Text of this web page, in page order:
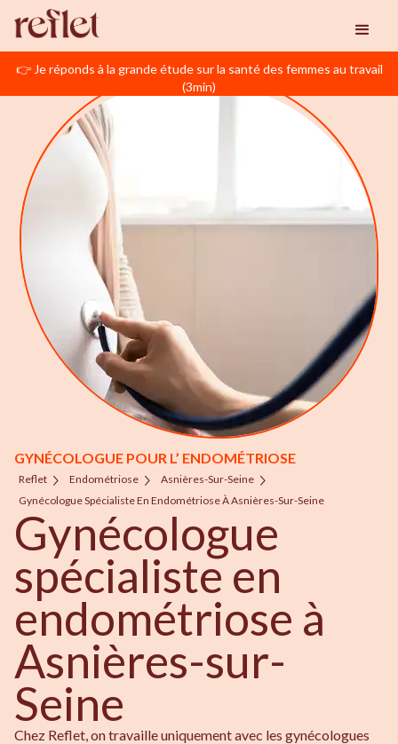
👉 Je réponds à la grande étude sur la santé des femmes au travail
(3min)
GYNÉCOLOGUE POUR L’ ENDOMÉTRIOSE
Reflet Endométriose
Asnières-Sur-Seine
Gynécologue Spécialiste En Endométriose À Asnières-Sur-Seine
Gynécologue
spécialiste en
endométriose à
Asnières-sur-
Seine
Chez Reflet, on travaille uniquement avec les gynécologues